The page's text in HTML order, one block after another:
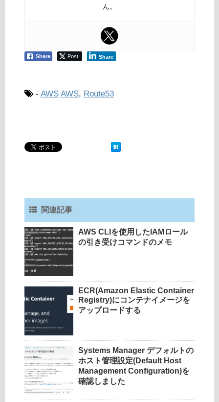
ん。
Share Post Share
- AWS AWS, Route53
関連記事
AWS CLIを使用したIAMロール
の引き受けコマンドのメモ
ECR(Amazon Elastic Container
Registry)にコンテナイメージを
アップロードする
Systems Manager デフォルトの
ホスト管理設定(Default Host
Management Configuration)を
確認しました